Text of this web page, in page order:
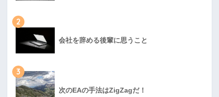
2
会社を辞める後輩に思うこと
3
次のEAの手法はZigZagだ！